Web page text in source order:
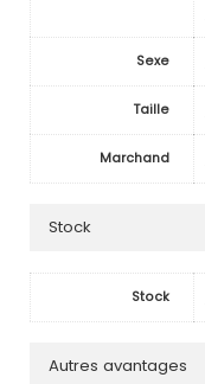
Sexe
Taille
Marchand
Stock
Stock
Autres avantages